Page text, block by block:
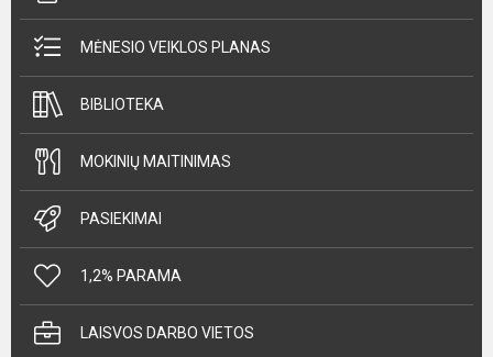
MĖNESIO VEIKLOS PLANAS
BIBLIOTEKA
MOKINIŲ MAITINIMAS
PASIEKIMAI
1,2% PARAMA
LAISVOS DARBO VIETOS